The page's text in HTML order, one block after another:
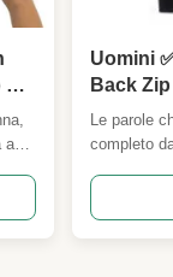
e
...
Uomini
Back
Termale
SUP
Le parole
completo
abito da
abito da